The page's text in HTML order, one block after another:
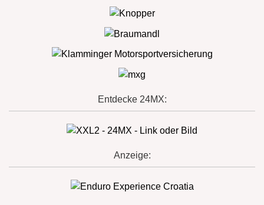
Entdecke 24MX:
Anzeige: